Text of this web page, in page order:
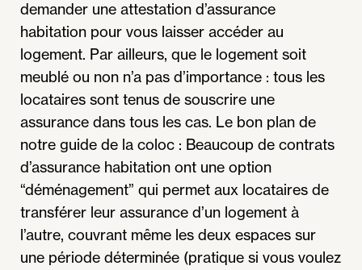
demander une attestation d’assurance
habitation pour vous laisser accéder au
logement. Par ailleurs, que le logement soit
meublé ou non n’a pas d’importance : tous les
locataires sont tenus de souscrire une
assurance dans tous les cas. Le bon plan de
notre guide de la coloc : Beaucoup de contrats
d’assurance habitation ont une option
“déménagement” qui permet aux locataires de
transférer leur assurance d’un logement à
l’autre, couvrant même les deux espaces sur
une période déterminée (pratique si vous voulez